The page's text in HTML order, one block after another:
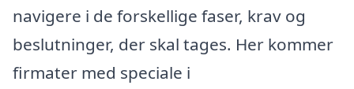
navigere i de forskellige faser, krav og
beslutninger, der skal tages. Her kommer
firmater med speciale i